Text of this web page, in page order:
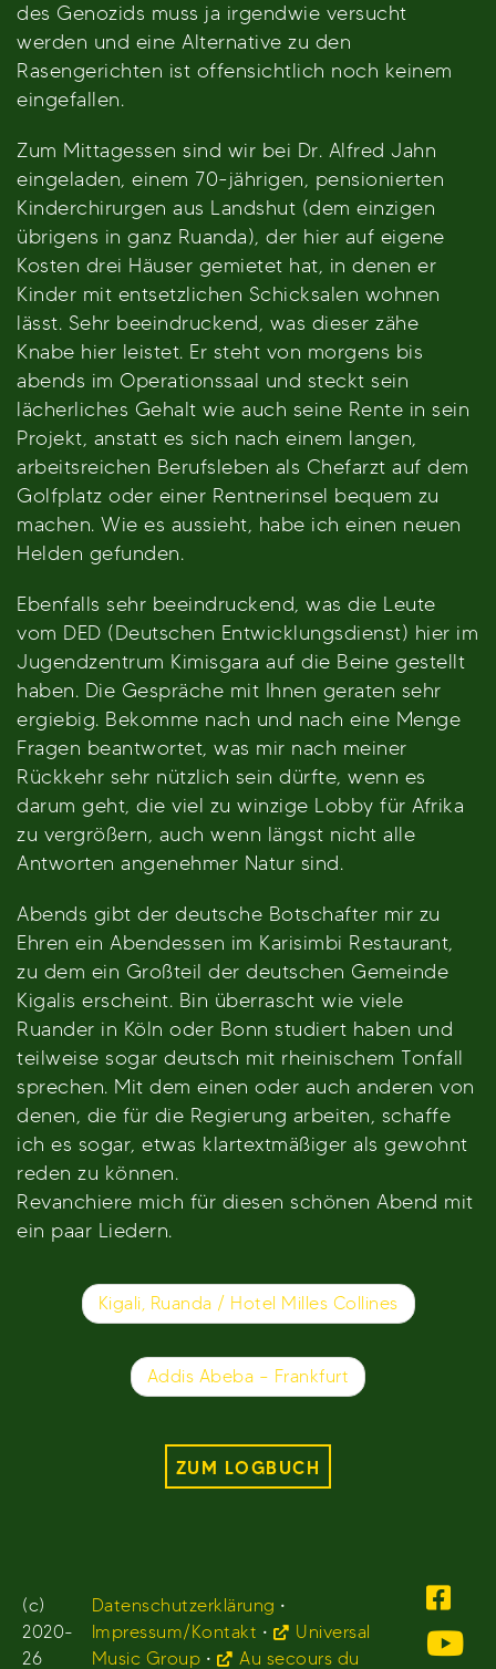
des Genozids muss ja irgendwie versucht
werden und eine Alternative zu den
Rasengerichten ist offensichtlich noch keinem
eingefallen.
Zum Mittagessen sind wir bei Dr. Alfred Jahn
eingeladen, einem 70-jährigen, pensionierten
Kinderchirurgen aus Landshut (dem einzigen
übrigens in ganz Ruanda), der hier auf eigene
Kosten drei Häuser gemietet hat, in denen er
Kinder mit entsetzlichen Schicksalen wohnen
lässt. Sehr beeindruckend, was dieser zähe
Knabe hier leistet. Er steht von morgens bis
abends im Operationssaal und steckt sein
lächerliches Gehalt wie auch seine Rente in sein
Projekt, anstatt es sich nach einem langen,
arbeitsreichen Berufsleben als Chefarzt auf dem
Golfplatz oder einer Rentnerinsel bequem zu
machen. Wie es aussieht, habe ich einen neuen
Helden gefunden.
Ebenfalls sehr beeindruckend, was die Leute
vom DED (Deutschen Entwicklungsdienst) hier im
Jugendzentrum Kimisgara auf die Beine gestellt
haben. Die Gespräche mit Ihnen geraten sehr
ergiebig. Bekomme nach und nach eine Menge
Fragen beantwortet, was mir nach meiner
Rückkehr sehr nützlich sein dürfte, wenn es
darum geht, die viel zu winzige Lobby für Afrika
zu vergrößern, auch wenn längst nicht alle
Antworten angenehmer Natur sind.
Abends gibt der deutsche Botschafter mir zu
Ehren ein Abendessen im Karisimbi Restaurant,
zu dem ein Großteil der deutschen Gemeinde
Kigalis erscheint. Bin überrascht wie viele
Ruander in Köln oder Bonn studiert haben und
teilweise sogar deutsch mit rheinischem Tonfall
sprechen. Mit dem einen oder auch anderen von
denen, die für die Regierung arbeiten, schaffe
ich es sogar, etwas klartextmäßiger als gewohnt
reden zu können.
Revanchiere mich für diesen schönen Abend mit
ein paar Liedern.
Beitragsnavigation
Kigali, Ruanda / Hotel Milles Collines
Addis Abeba – Frankfurt
ZUM LOGBUCH
(c)
2020-
26
Datenschutzerklärung •
Impressum/Kontakt •
Universal
Music Group • Au secours du